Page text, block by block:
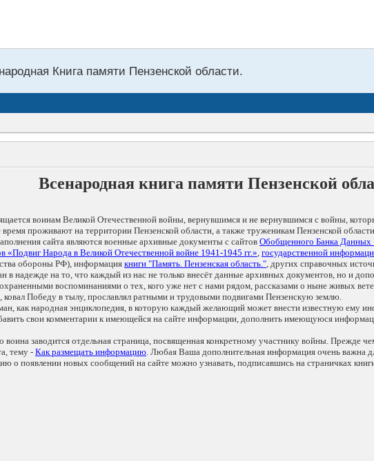
Книга памяти Пензенской области.
Всенародная книга памяти Пензенской
воинам Великой Отечественной войны, вернувшимся и не вернувшимся с войны,
время проживают на территории Пензенской области, а также труженикам Пензенской
сайта являются военные архивные документы с сайтов Обобщенного Банка
«Подвиг Народа в Великой Отечественной войне 1941-1945 гг.», государственной
обороны РФ), информация книги "Память. Пензенская область.", других справочных
в надежде на то, что каждый из нас не только внесёт данные архивных документов, но и
воспоминаниями о тех, кого уже нет с нами рядом, рассказами о ныне живых
ковал Победу в тылу, прославлял ратными и трудовыми подвигами Пензенскую землю.
как народная энциклопедия, в которую каждый желающий может внести известную ему
свои комментарии к имеющейся на сайте информации, дополнить имеющуюся
воина заводится отдельная страница, посвященная конкретному участнику войны. Прежде
тему - Как размещать информацию. Любая Ваша дополнительная информация очень важна
о появлении новых сообщений на сайте можно узнавать, подписавшись на страничках